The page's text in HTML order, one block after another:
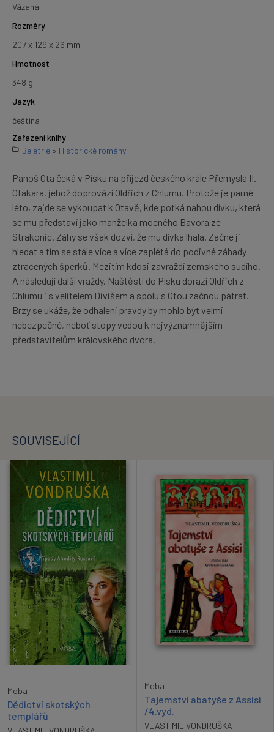
Vázaná
Rozměry
207 x 129 x 26 mm
Hmotnost
348 g
Jazyk
čeština
Zařazení knihy
Beletrie » Historické romány
Panoš Ota čeká v Písku na příjezd českého krále Přemysla II.
Otakara, jehož doprovází Oldřich z Chlumu. Protože je parné
léto, zajde se vykoupat k Otavě, kde potká nahou dívku, která
se mu představí jako manželka mocného Bavora ze
Strakonic. Záhy se však dozví, že mu dívka lhala. Začne ji
hledat a tím se stále více a více zaplétá do podivné záhady
ztracených šperků. Mezitím kdosi zavraždí zemského sudího.
A následují další vraždy. Naštěstí do Písku dorazí Oldřich z
Chlumu i s velitelem Divišem a spolu s Otou začnou pátrat.
Brzy se ukáže, že odhalení pravdy by mohlo být velmi
nebezpečné, neboť stopy vedou k nejvýznamnějším
představitelům královského dvora.
SOUVISEJÍCÍ
Moba
Dědictví skotských
templářů
Moba
Tajemství abatyše z Assisi
/4.vyd.
VLASTIMIL VONDRUŠKA